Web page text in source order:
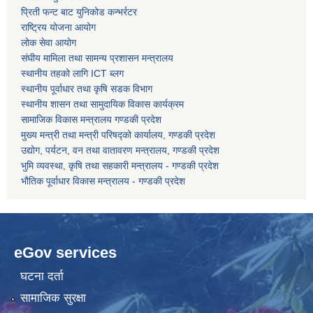
प्रिती फन्ट बाट युनिकोड कन्भर्रटर
राष्ट्रिय योजना आयोग
लोक सेवा आयोग
संघीय मामिला तथा सामन्य प्रशासन मन्त्रालय
स्थानीय तहको लागि ICT ब्लग
स्थानीय पूर्वाधार तथा कृषि सडक विभाग
स्थानीय शासन तथा सामुदायिक विकास कार्यक्रम
सामाजिक विकास मन्त्रालय गण्डकी प्रदेश
मुख्य मन्त्री तथा मन्त्री परिषद्को कार्यालय, गण्डकी प्रदेश
उद्योग, पर्यटन, वन तथा वातावरण मन्त्रालय, गण्डकी प्रदेश
भुमि व्यवस्था, कृषि तथा सहकारी मन्त्रालय - गण्डकी प्रदेश
भौतिक पूर्वाधार विकास मन्त्रालय - गण्डकी प्रदेश
eGov services
घटना दर्ता
सामाजिक सुरक्षा